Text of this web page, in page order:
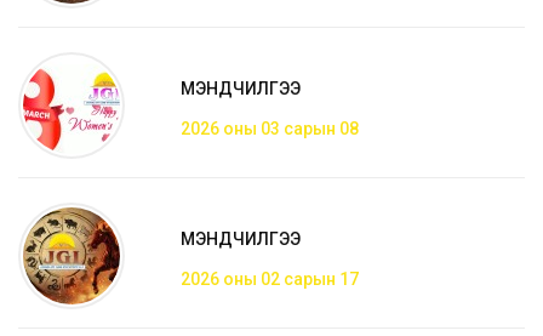
МЭНДЧИЛГЭЭ
2026 оны 03 сарын 08
МЭНДЧИЛГЭЭ
2026 оны 02 сарын 17